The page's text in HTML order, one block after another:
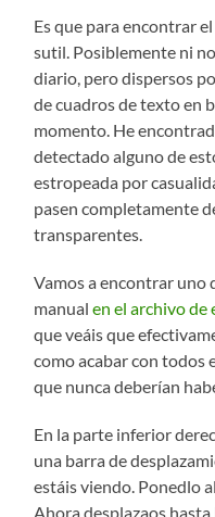
Es que para encontrar
sutil. Posiblemente ni
diario, pero dispersos
de cuadros de texto en
momento. He
detectado alguno de
estropeada por
pasen completamente
transparentes.
Vamos a encontrar uno
manualen el archivo de
que veáis que
como acabar con todos
que nunca deberían
En la parte inferior
una barra de
estáis viendo. Ponedlo
Ahora desplazaos